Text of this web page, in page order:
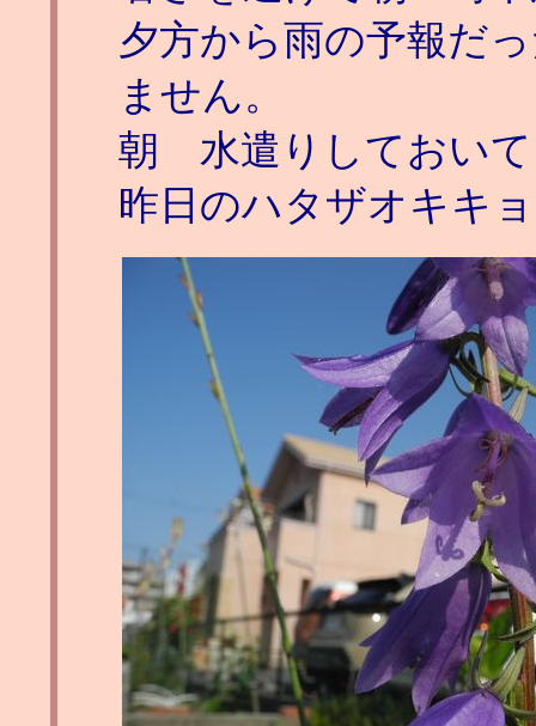
夕方から雨の予報だ
ません。
朝 水遣りしておいて
昨日のハタザオキキ